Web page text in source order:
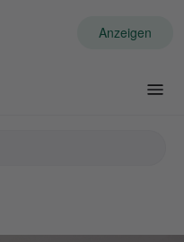
Anzeigen